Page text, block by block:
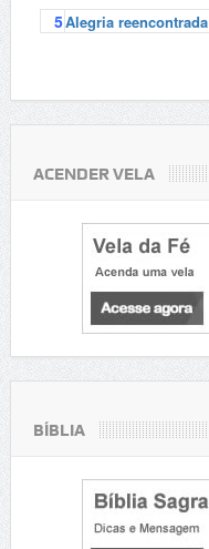
5Alegria reencontrada
ACENDER VELA
BÍBLIA